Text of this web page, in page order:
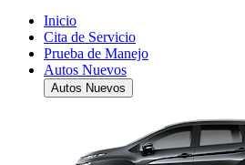
Inicio
Cita de Servicio
Prueba de Manejo
Autos Nuevos
Autos Nuevos